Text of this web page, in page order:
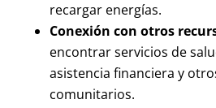
recargar energías.
Conexión con otros
encontrar servicios de
asistencia financiera y
comunitarios.